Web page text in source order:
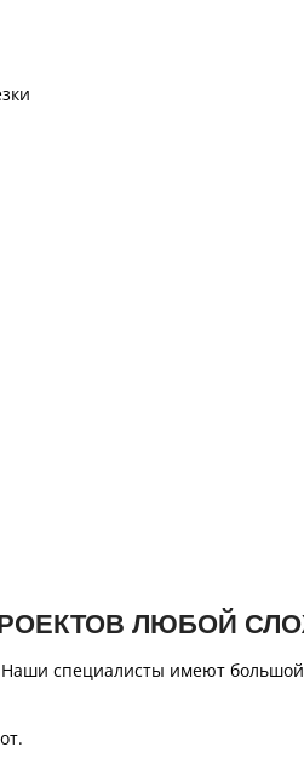
ЛЮБОЙ
специалисты имеют